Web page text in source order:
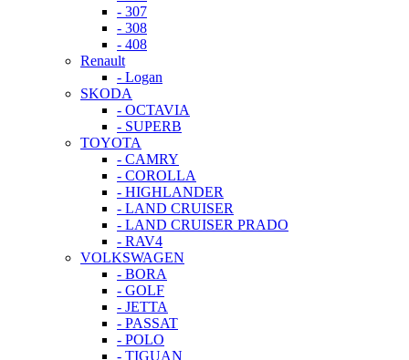
- 307
- 308
- 408
Renault
- Logan
SKODA
- OCTAVIA
- SUPERB
TOYOTA
- CAMRY
- COROLLA
- HIGHLANDER
- LAND CRUISER
- LAND CRUISER PRADO
- RAV4
VOLKSWAGEN
- BORA
- GOLF
- JETTA
- PASSAT
- POLO
- TIGUAN